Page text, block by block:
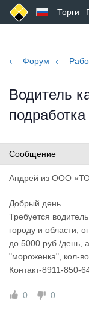
Торги
Форум
Водитель
подработка
Сообщение
Андрей из ООО
Добрый день
Требуется
городу и области,
до 5000 руб /день,
"мороженка", кол-
Контакт-8911-850-
0 0